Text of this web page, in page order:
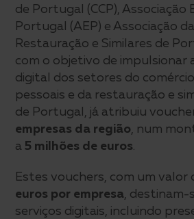
de Portugal (CCP), Associação
Portugal (AEP) e Associação
Restauração e Similares de
com o objetivo de impulsionar
digital dos setores do
pessoais e da restauração e
de Portugal, já atribuiu
empresas da região, num
a 5 milhões de euros.
Estes vouchers, com um valor
euros por empresa, destinam-
serviços digitais, incluindo